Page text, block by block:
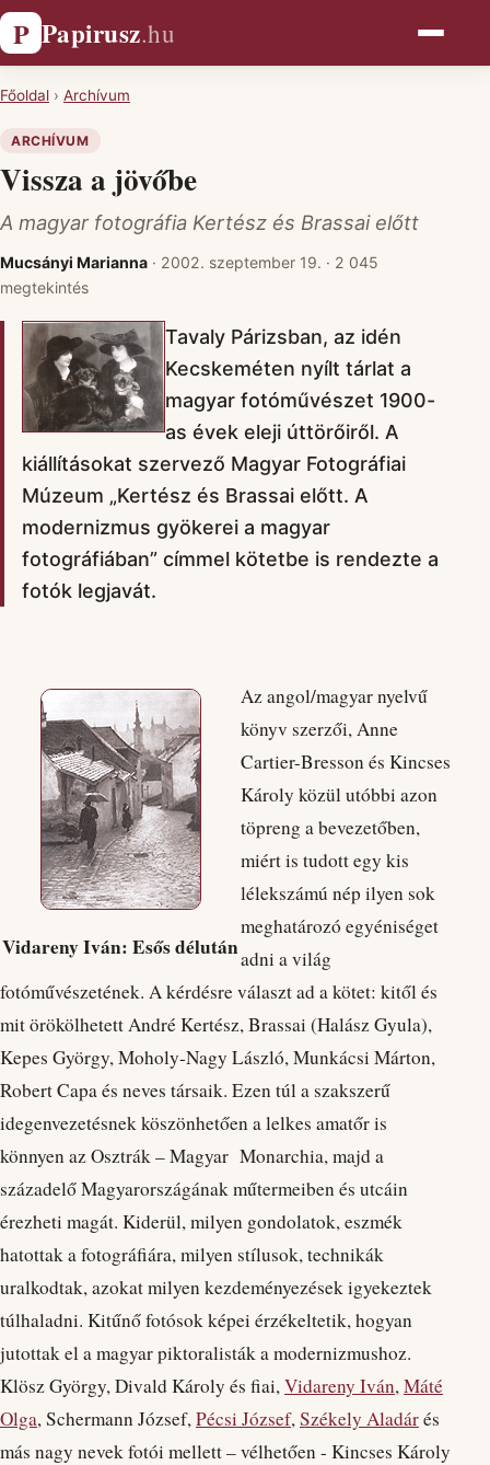
P Papirusz.hu
Főoldal › Archívum
ARCHÍVUM
Vissza a jövőbe
A magyar fotográfia Kertész és Brassai előtt
Mucsányi Marianna · 2002. szeptember 19. · 2 045
megtekintés
Tavaly Párizsban, az idén
Kecskeméten nyílt tárlat a
magyar fotóművészet 1900-
as évek eleji úttörőiről. A
kiállításokat szervező Magyar Fotográfiai
Múzeum „Kertész és Brassai előtt. A
modernizmus gyökerei a magyar
fotográfiában” címmel kötetbe is rendezte a
fotók legjavát.
Vidareny Iván: Esős délután
Az angol/magyar nyelvű
könyv szerzői, Anne
Cartier-Bresson és Kincses
Károly közül utóbbi azon
töpreng a bevezetőben,
miért is tudott egy kis
lélekszámú nép ilyen sok
meghatározó egyéniséget
adni a világ
fotóművészetének. A kérdésre választ ad a kötet: kitől és
mit örökölhetett André Kertész, Brassai (Halász Gyula),
Kepes György, Moholy-Nagy László, Munkácsi Márton,
Robert Capa és neves társaik. Ezen túl a szakszerű
idegenvezetésnek köszönhetően a lelkes amatőr is
könnyen az Osztrák – Magyar Monarchia, majd a
századelő Magyarországának műtermeiben és utcáin
érezheti magát. Kiderül, milyen gondolatok, eszmék
hatottak a fotográfiára, milyen stílusok, technikák
uralkodtak, azokat milyen kezdeményezések igyekeztek
túlhaladni. Kitűnő fotósok képei érzékeltetik, hogyan
jutottak el a magyar piktoralisták a modernizmushoz.
Klösz György, Divald Károly és fiai,Vidareny Iván,Máté
Olga, Schermann József,Pécsi József,Székely Aladárés
más nagy nevek fotói mellett – vélhetően - Kincses Károly